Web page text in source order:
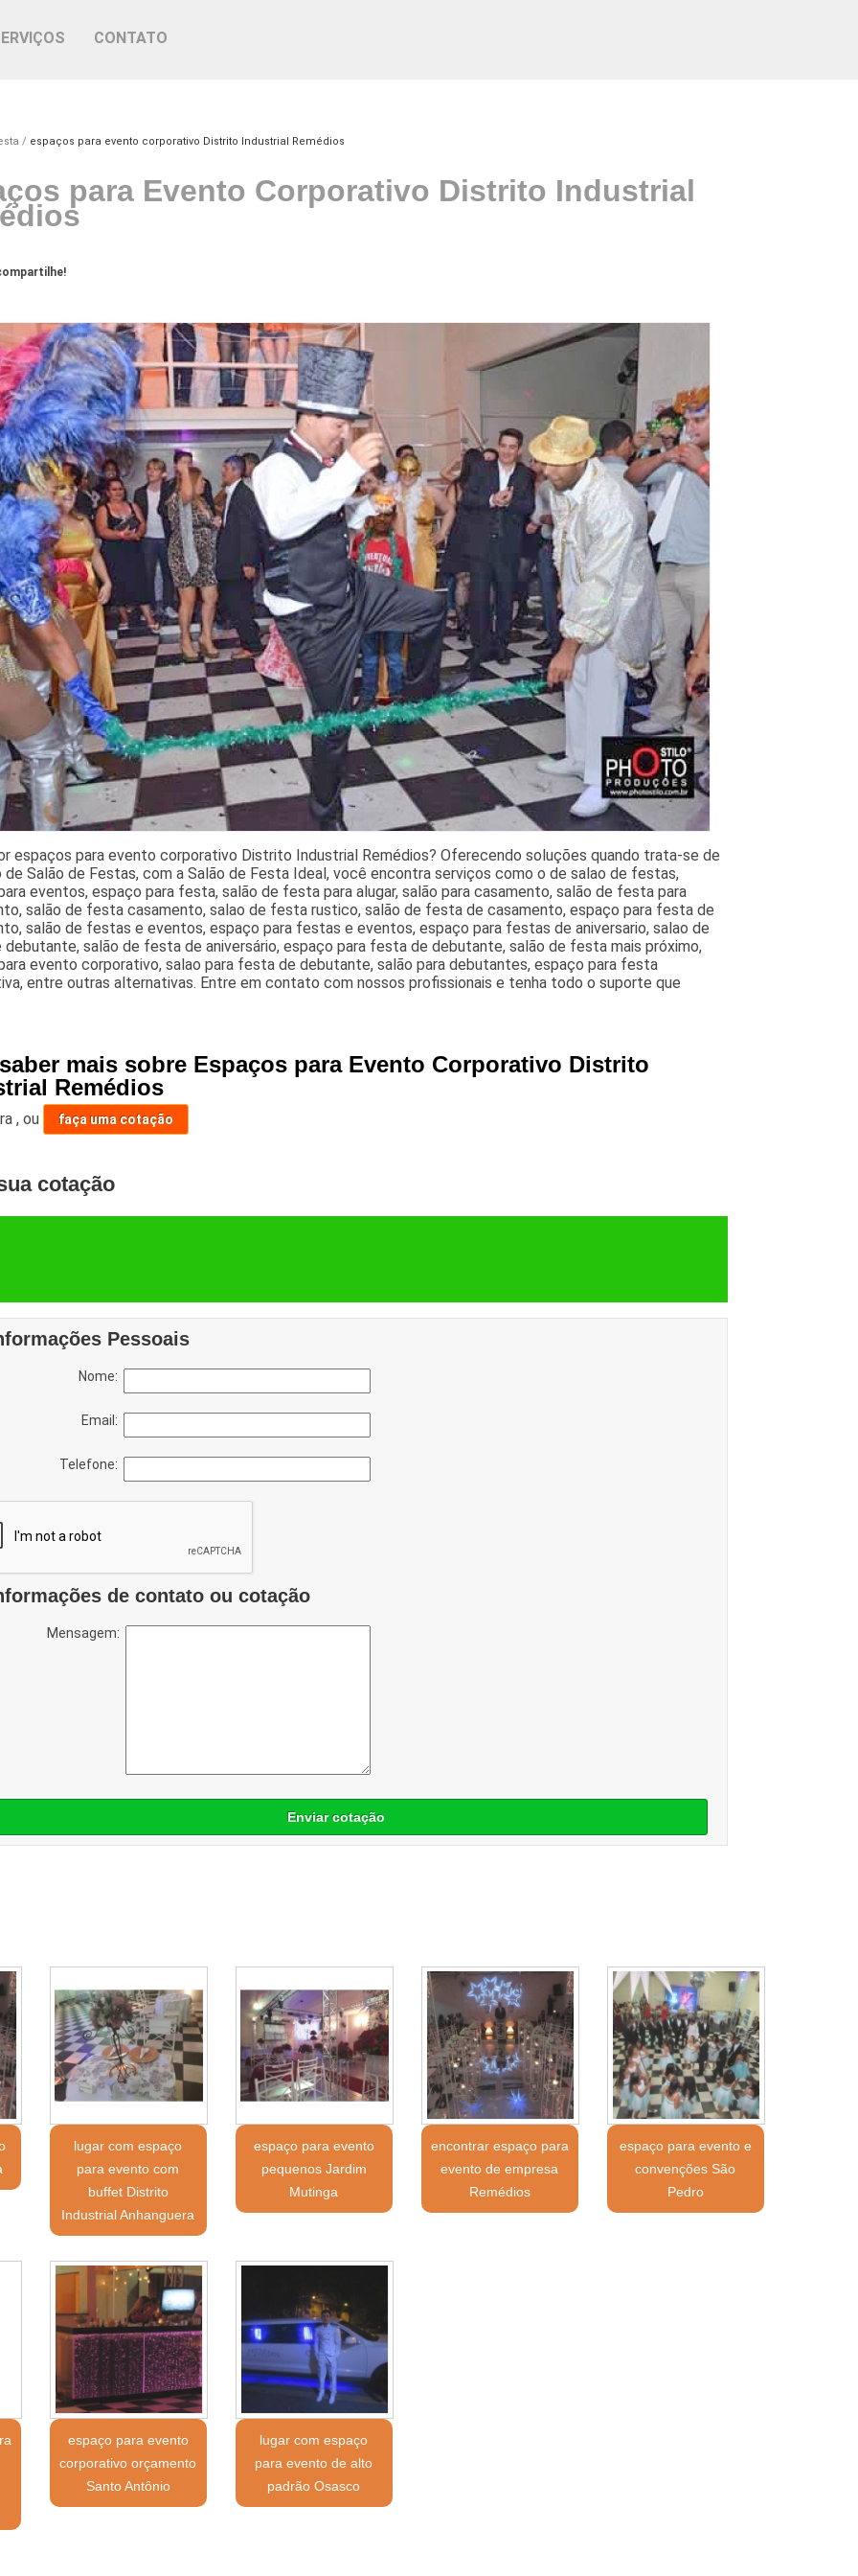
CONTATO
espaços para evento corporativo Distrito Industrial Remédios
para Evento Corporativo Distrito Industrial
espaços para evento corporativo Distrito Industrial Remédios? Oferecendo soluções quando trata-se de
de Salão de Festas, com a Salão de Festa Ideal, você encontra serviços como o de salao de festas,
eventos, espaço para festa, salão de festa para alugar, salão para casamento, salão de festa para
salão de festa casamento, salao de festa rustico, salão de festa de casamento, espaço para festa de
salão de festas e eventos, espaço para festas e eventos, espaço para festas de aniversario, salao de
salão de festa de aniversário, espaço para festa de debutante, salão de festa mais próximo,
evento corporativo, salao para festa de debutante, salão para debutantes, espaço para festa
entre outras alternativas. Entre em contato com nossos profissionais e tenha todo o suporte que
mais sobre Espaços para Evento Corporativo Distrito
Remédios
,ou faça uma cotação
cotação
Pessoais
Nome:
Email:
Telefone:
de contato ou cotação
Mensagem:
Enviar cotação
lugar com espaço
para evento com
buffet Distrito
Industrial Anhanguera
espaço para evento
pequenos Jardim
Mutinga
encontrar espaço para
evento de empresa
Remédios
espaço para evento e
convenções São
Pedro
espaço para evento
corporativo orçamento
Santo Antônio
lugar com espaço
para evento de alto
padrão Osasco